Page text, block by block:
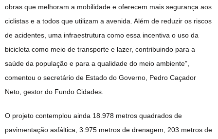
obras que melhoram a mobilidade e oferecem mais segurança aos
ciclistas e a todos que utilizam a avenida. Além de reduzir os riscos
de acidentes, uma infraestrutura como essa incentiva o uso da
bicicleta como meio de transporte e lazer, contribuindo para a
saúde da população e para a qualidade do meio ambiente”,
comentou o secretário de Estado do Governo, Pedro Caçador
Neto, gestor do Fundo Cidades.
O projeto contemplou ainda 18.978 metros quadrados de
pavimentação asfáltica, 3.975 metros de drenagem, 203 metros de